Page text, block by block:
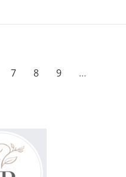
7 8 9
…